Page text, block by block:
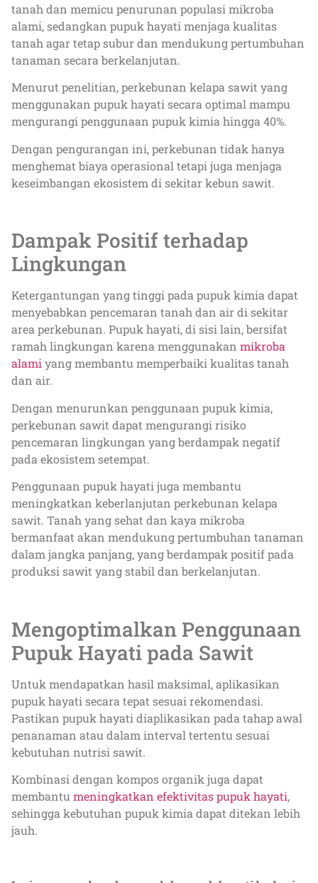
tanah dan memicu penurunan populasi mikroba
alami, sedangkan pupuk hayati menjaga kualitas
tanah agar tetap subur dan mendukung pertumbuhan
tanaman secara berkelanjutan.
Menurut penelitian, perkebunan kelapa sawit yang
menggunakan pupuk hayati secara optimal mampu
mengurangi penggunaan pupuk kimia hingga 40%.
Dengan pengurangan ini, perkebunan tidak hanya
menghemat biaya operasional tetapi juga menjaga
keseimbangan ekosistem di sekitar kebun sawit.
Dampak Positif terhadap
Lingkungan
Ketergantungan yang tinggi pada pupuk kimia dapat
menyebabkan pencemaran tanah dan air di sekitar
area perkebunan. Pupuk hayati, di sisi lain, bersifat
ramah lingkungan karena menggunakan mikroba
alamiyang membantu memperbaiki kualitas tanah
dan air.
Dengan menurunkan penggunaan pupuk kimia,
perkebunan sawit dapat mengurangi risiko
pencemaran lingkungan yang berdampak negatif
pada ekosistem setempat.
Penggunaan pupuk hayati juga membantu
meningkatkan keberlanjutan perkebunan kelapa
sawit. Tanah yang sehat dan kaya mikroba
bermanfaat akan mendukung pertumbuhan tanaman
dalam jangka panjang, yang berdampak positif pada
produksi sawit yang stabil dan berkelanjutan.
Mengoptimalkan Penggunaan
Pupuk Hayati pada Sawit
Untuk mendapatkan hasil maksimal, aplikasikan
pupuk hayati secara tepat sesuai rekomendasi.
Pastikan pupuk hayati diaplikasikan pada tahap awal
penanaman atau dalam interval tertentu sesuai
kebutuhan nutrisi sawit.
Kombinasi dengan kompos organik juga dapat
membantumeningkatkan efektivitas pupuk hayati,
sehingga kebutuhan pupuk kimia dapat ditekan lebih
jauh.